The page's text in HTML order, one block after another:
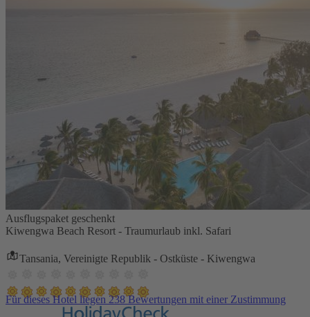
Ausflugspaket geschenkt
Kiwengwa Beach Resort - Traumurlaub inkl. Safari
Tansania, Vereinigte Republik - Ostküste - Kiwengwa
Für dieses Hotel liegen 238 Bewertungen mit einer Zustimmung